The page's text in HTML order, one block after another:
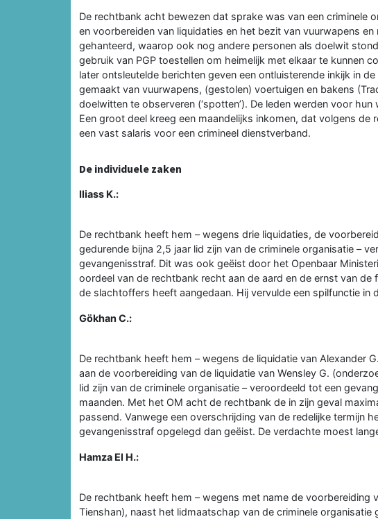
De rechtbank acht bewezen dat sprake was van een criminele
en voorbereiden van liquidaties en het bezit van vuurwapens
gehanteerd, waarop ook nog andere personen als doelwit
gebruik van PGP toestellen om heimelijk met elkaar te kunnen
later ontsleutelde berichten geven een ontluisterende inkijk in
gemaakt van vuurwapens, (gestolen) voertuigen en bakens
doelwitten te observeren (‘spotten’). De leden werden voor
Een groot deel kreeg een maandelijks inkomen, dat volgens de
een vast salaris voor een crimineel dienstverband.
De individuele zaken
Iliass K.:
De rechtbank heeft hem – wegens drie liquidaties, de
gedurende bijna 2,5 jaar lid zijn van de criminele organisatie –
gevangenisstraf. Dit was ook geëist door het Openbaar
oordeel van de rechtbank recht aan de aard en de ernst van de
de slachtoffers heeft aangedaan. Hij vervulde een spilfunctie in
Gökhan C.:
De rechtbank heeft hem – wegens de liquidatie van Alexander
aan de voorbereiding van de liquidatie van Wensley G.
lid zijn van de criminele organisatie – veroordeeld tot een
maanden. Met het OM acht de rechtbank de in zijn geval
passend. Vanwege een overschrijding van de redelijke termijn
gevangenisstraf opgelegd dan geëist. De verdachte moest
Hamza El H.:
De rechtbank heeft hem – wegens met name de voorbereiding
Tienshan), naast het lidmaatschap van de criminele